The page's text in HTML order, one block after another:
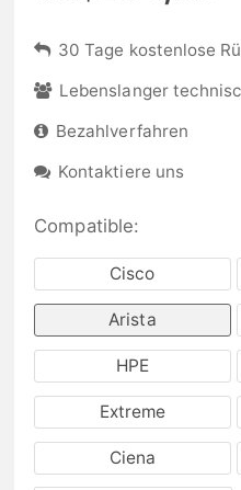
30 Tage kostenlose
Lebenslanger
Bezahlverfahren
Kontaktiere uns
Compatible:
Cisco
Arista
HPE
Extreme
Ciena